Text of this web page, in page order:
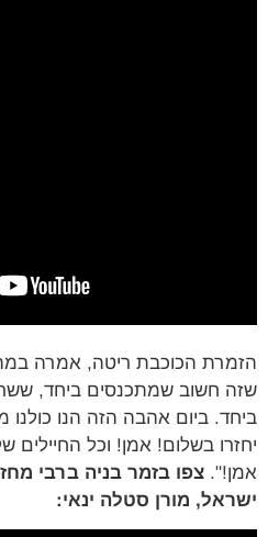
הכוכבת ריטה, אמרה במהלך
חשוב שמתכנסים ביחד, ששרים
ביום אהבה הזה הנו כולנו
בשלום! אמן! וכל החיילים
צפו בזמר בניה ברבי
מורן סטלה ינאי: